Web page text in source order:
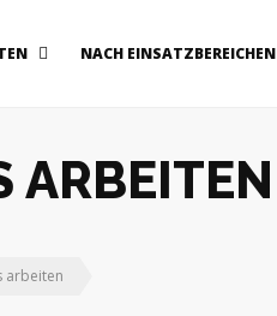
NACH EINSATZBEREICHEN
ARBEITEN
arbeiten